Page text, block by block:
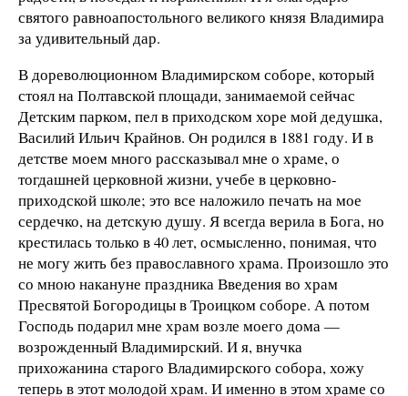
святого равноапостольного великого князя Владимира
за удивительный дар.
В дореволюционном Владимирском соборе, который
стоял на Полтавской площади, занимаемой сейчас
Детским парком, пел в приходском хоре мой дедушка,
Василий Ильич Крайнов. Он родился в 1881 году. И в
детстве моем много рассказывал мне о храме, о
тогдашней церковной жизни, учебе в церковно-
приходской школе; это все наложило печать на мое
сердечко, на детскую душу. Я всегда верила в Бога, но
крестилась только в 40 лет, осмысленно, понимая, что
не могу жить без православного храма. Произошло это
со мною накануне праздника Введения во храм
Пресвятой Богородицы в Троицком соборе. А потом
Господь подарил мне храм возле моего дома —
возрожденный Владимирский. И я, внучка
прихожанина старого Владимирского собора, хожу
теперь в этот молодой храм. И именно в этом храме со